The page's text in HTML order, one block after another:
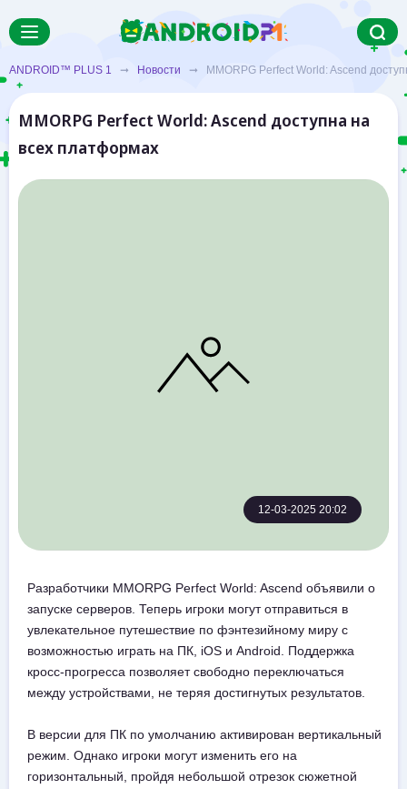
ANDROID™ PLUS 1 ➞ Новости ➞ MMORPG Perfect World: Ascend
MMORPG Perfect World: Ascend доступна на
всех платформах
12-03-2025 20:02
Разработчики MMORPG Perfect World: Ascend объявили о
запуске серверов. Теперь игроки могут отправиться в
увлекательное путешествие по фэнтезийному миру с
возможностью играть на ПК, iOS и Android. Поддержка
кросс-прогресса позволяет свободно переключаться
между устройствами, не теряя достигнутых результатов.
В версии для ПК по умолчанию активирован вертикальный
режим. Однако игроки могут изменить его на
горизонтальный, пройдя небольшой отрезок сюжетной